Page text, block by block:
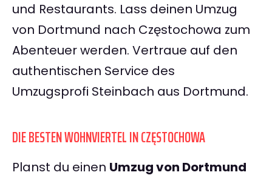
und Restaurants. Lass deinen Umzug
von Dortmund nach Częstochowa zum
Abenteuer werden. Vertraue auf den
authentischen Service des
Umzugsprofi Steinbach aus Dortmund.
DIE BESTEN WOHNVIERTEL IN CZĘSTOCHOWA
Planst du einen Umzug von Dortmund